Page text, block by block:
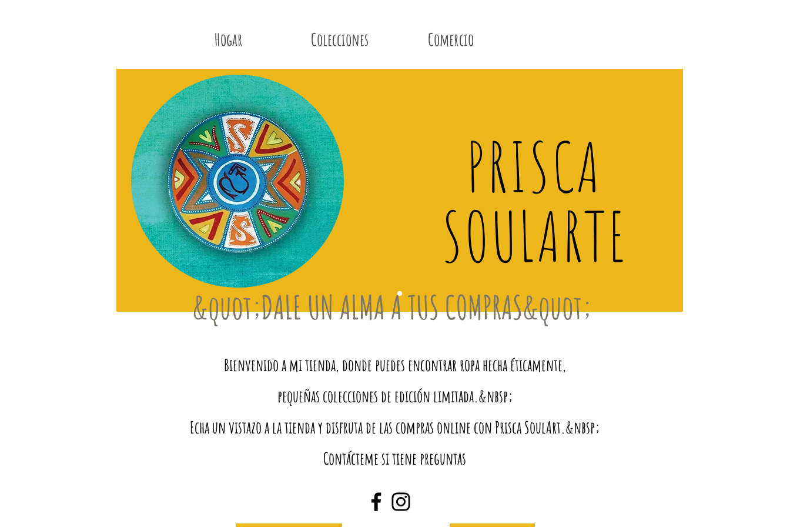
Hogar Colecciones Comercio
PRISCA
SOULARTE
&quot;DALE UN ALMA A TUS COMPRAS&quot;
Bienvenido a mi tienda, donde puedes encontrar ropa hecha éticamente,
pequeñas colecciones de edición limitada.&nbsp;
Echa un vistazo a la tienda y disfruta de las compras online con Prisca SoulArt.&nbsp;
Contácteme si tiene preguntas